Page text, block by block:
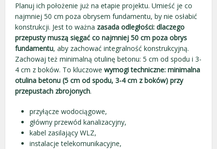
Planuj ich położenie już na etapie projektu. Umieść je co
najmniej 50 cm poza obrysem fundamentu, by nie osłabić
konstrukcji. Jest to ważna zasada odległości: dlaczego
przepusty muszą sięgać co najmniej 50 cm poza obrys
fundamentu, aby zachować integralność konstrukcyjną.
Zachowaj też minimalną otulinę betonu: 5 cm od spodu i 3-
4 cm z boków. To kluczowewymogi techniczne: minimalna
otulina betonu (5 cm od spodu, 3-4 cm z boków) przy
przepustach zbrojonych.
przyłącze wodociągowe,
główny przewód kanalizacyjny,
kabel zasilający WLZ,
instalacje telekomunikacyjne,